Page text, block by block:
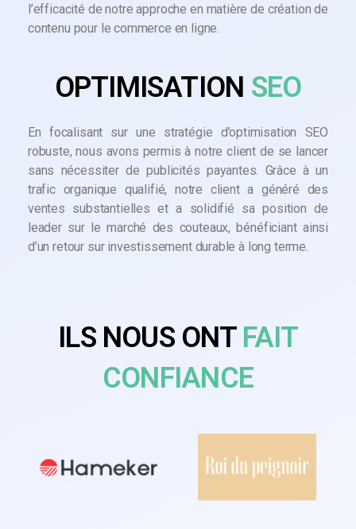
l’efficacité de notre approche en matière de création de
contenu pour le commerce en ligne.
OPTIMISATION SEO
En focalisant sur une stratégie d’optimisation SEO
robuste, nous avons permis à notre client de se lancer
sans nécessiter de publicités payantes. Grâce à un
trafic organique qualifié, notre client a généré des
ventes substantielles et a solidifié sa position de
leader sur le marché des couteaux, bénéficiant ainsi
d’un retour sur investissement durable à long terme.
ILS NOUS ONT FAIT
CONFIANCE